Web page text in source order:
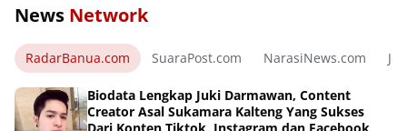
News Network
RadarBanua.com SuaraPost.com NarasiNews.com
Biodata Lengkap Juki Darmawan, Content
Creator Asal Sukamara Kalteng Yang Sukses
Dari Konten Tiktok, Instagram dan Facebook